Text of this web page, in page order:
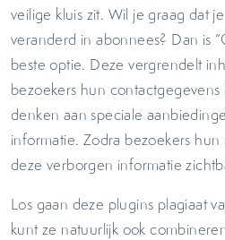
veilige kluis zit. Wil je graag dat
veranderd in abonnees? Dan is
beste optie. Deze vergrendelt
bezoekers hun
denken aan speciale
informatie. Zodra bezoekers
deze verborgen informatie
Los gaan deze plugins plagiaat
kunt ze natuurlijk ook